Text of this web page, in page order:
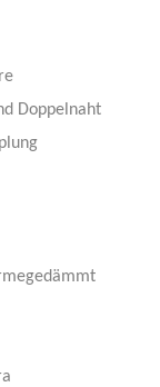
Doppelnaht